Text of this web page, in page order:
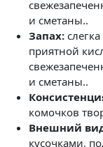
и сметаны..
Запах:
приятной
и сметаны..
комочков
Внешний
кусочками,